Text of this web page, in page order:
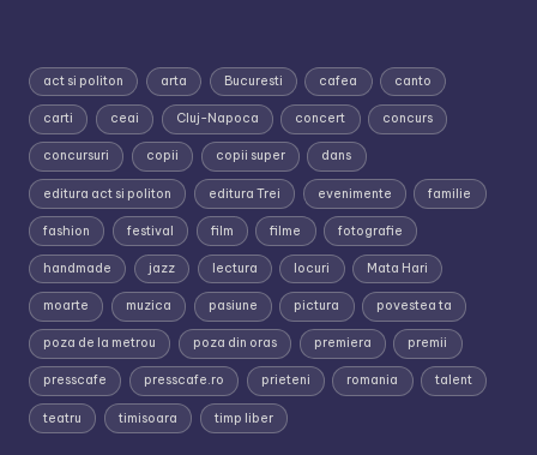
act si politon arta Bucuresti cafea canto
carti ceai Cluj-Napoca concert concurs
concursuri copii copii super dans
editura act si politon editura Trei evenimente familie
fashion festival film filme fotografie
handmade jazz lectura locuri Mata Hari
moarte muzica pasiune pictura povestea ta
poza de la metrou poza din oras premiera premii
presscafe presscafe.ro prieteni romania talent
teatru timisoara timp liber